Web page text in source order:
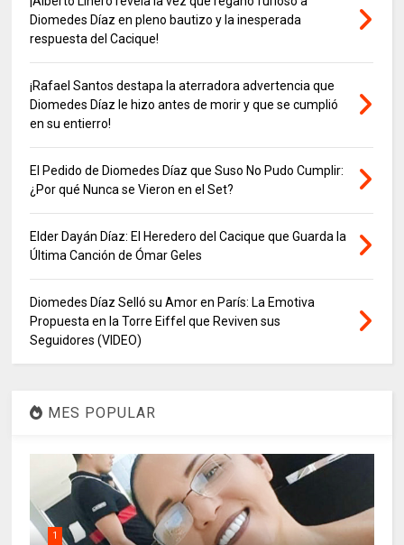
Diomedes Díaz en pleno bautizo y la inesperada
respuesta del Cacique!
¡Rafael Santos destapa la aterradora advertencia que
Diomedes Díaz le hizo antes de morir y que se cumplió
en su entierro!
El Pedido de Diomedes Díaz que Suso No Pudo Cumplir:
¿Por qué Nunca se Vieron en el Set?
Elder Dayán Díaz: El Heredero del Cacique que Guarda la
Última Canción de Ómar Geles
Diomedes Díaz Selló su Amor en París: La Emotiva
Propuesta en la Torre Eiffel que Reviven sus
Seguidores (VIDEO)
MES POPULAR
1